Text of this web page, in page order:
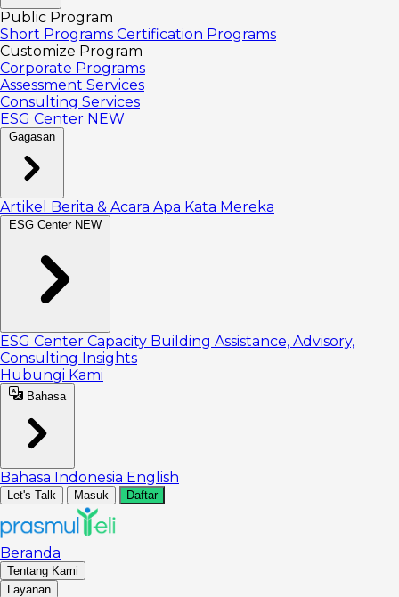
Public Program
Short Programs Certification Programs
Customize Program
Corporate Programs
Assessment Services
Consulting Services
ESG Center NEW
Gagasan
Artikel Berita & Acara Apa Kata Mereka
ESG Center NEW
ESG Center Capacity Building Assistance, Advisory,
Consulting Insights
Hubungi Kami
Bahasa
Bahasa Indonesia English
Let's Talk Masuk Daftar
Beranda
Tentang Kami
Layanan